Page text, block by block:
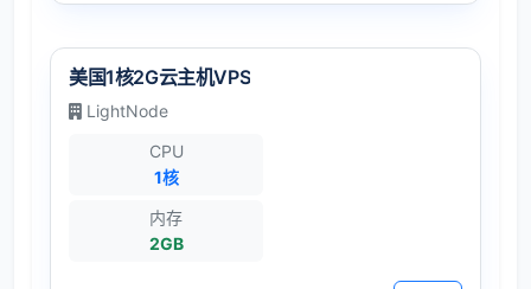
美国1核2G云主机VPS
LightNode
CPU
1核
内存
2GB